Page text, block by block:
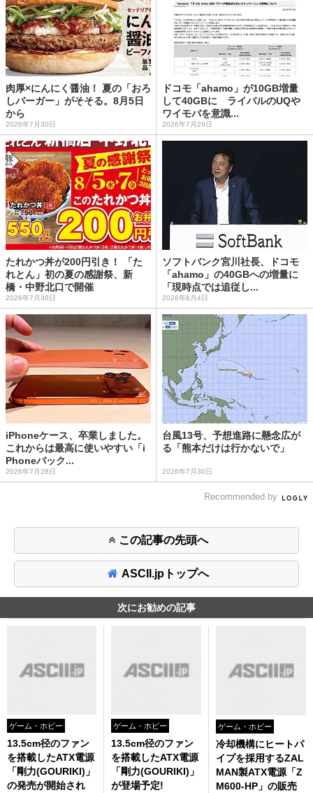
肉厚×にんにく醤油！ 夏の「おろ
しバーガー」がそそる。8月5日
から
2026年7月30日
ドコモ「ahamo」が10GB増量
して40GBに ライバルのUQや
ワイモバを意識...
2026年7月29日
たれかつ丼が200円引き！ 「た
れとん」初の夏の感謝祭、新
橋・中野北口で開催
2026年7月30日
ソフトバンク宮川社長、ドコモ
「ahamo」の40GBへの増量に
「現時点では追従し...
2026年8月4日
iPhoneケース、卒業しました。
これからは最高に使いやすい「i
Phoneバック...
2026年7月28日
台風13号、予想進路に懸念広が
る「熊本だけは行かないで」
2026年7月30日
Recommended by
この記事の先頭へ
ASCII.jpトップへ
次にお勧めの記事
ゲーム・ホビー
13.5cm径のファン
を搭載したATX電源
「剛力(GOURIKI)」
の発売が開始され
ゲーム・ホビー
13.5cm径のファン
を搭載したATX電源
「剛力(GOURIKI)」
が登場予定!
ゲーム・ホビー
冷却機構にヒートパ
イプを採用するZAL
MAN製ATX電源「Z
M600-HP」の販売